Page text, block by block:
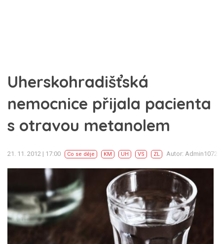
Uherskohradišťská
nemocnice přijala pacienta
s otravou metanolem
21. 11. 2012 | 17:00 Co se děje KM UH VS ZL Autor: Admin1072